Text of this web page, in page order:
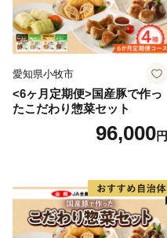
愛知県小牧市
<6ヶ月定期便>国産豚で作っ
たこだわり惣菜セット
96,000円